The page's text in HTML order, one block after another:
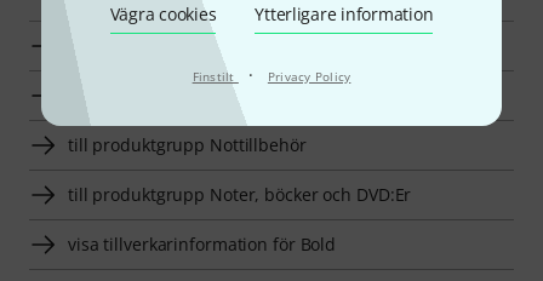
Vägra cookies Ytterligare information
Finstilt · Privacy Policy
Bold Marschkartor en överblick
till produktgrupp Marschkartor
till produktgrupp Nottillbehör
till produktgrupp Noter, böcker och DVD:Er
visa tillverkarinformation för Bold